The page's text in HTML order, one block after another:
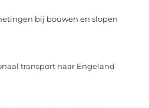
bij bouwen en slopen
transport naar Engeland